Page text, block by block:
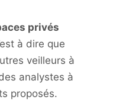
privés
à dire que
veilleurs à
analystes à
proposés.